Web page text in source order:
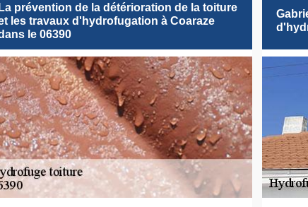
La prévention de la détérioration de la toiture
les travaux d'hydrofugation à Coaraze
le 06390